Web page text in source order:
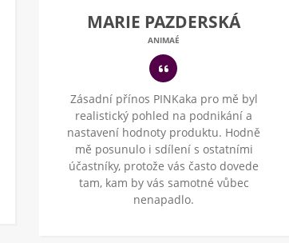
MARIE PAZDERSKÁ
ANIMAÉ
Zásadní přínos PINKaka pro mě byl
realistický pohled na podnikání a
nastavení hodnoty produktu. Hodně
mě posunulo i sdílení s ostatními
účastníky, protože vás často dovede
tam, kam by vás samotné vůbec
nenapadlo.